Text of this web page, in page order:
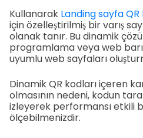
Kullanarak Landing sayfa QR
için özelleştirilmiş bir varış
olanak tanır. Bu dinamik
programlama veya web
uyumlu web sayfaları
Dinamik QR kodları içeren
olmasının nedeni, kodun
izleyerek performansı etkili
ölçebilmenizdir.